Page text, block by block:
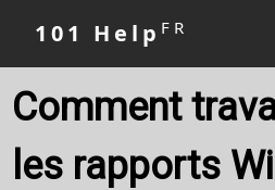
101 Help FR
Comment
les rapports